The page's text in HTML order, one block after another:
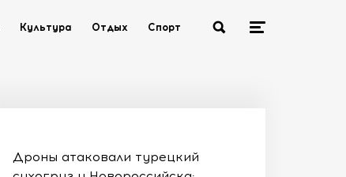
Культура Отдых Спорт
Дроны атаковали турецкий